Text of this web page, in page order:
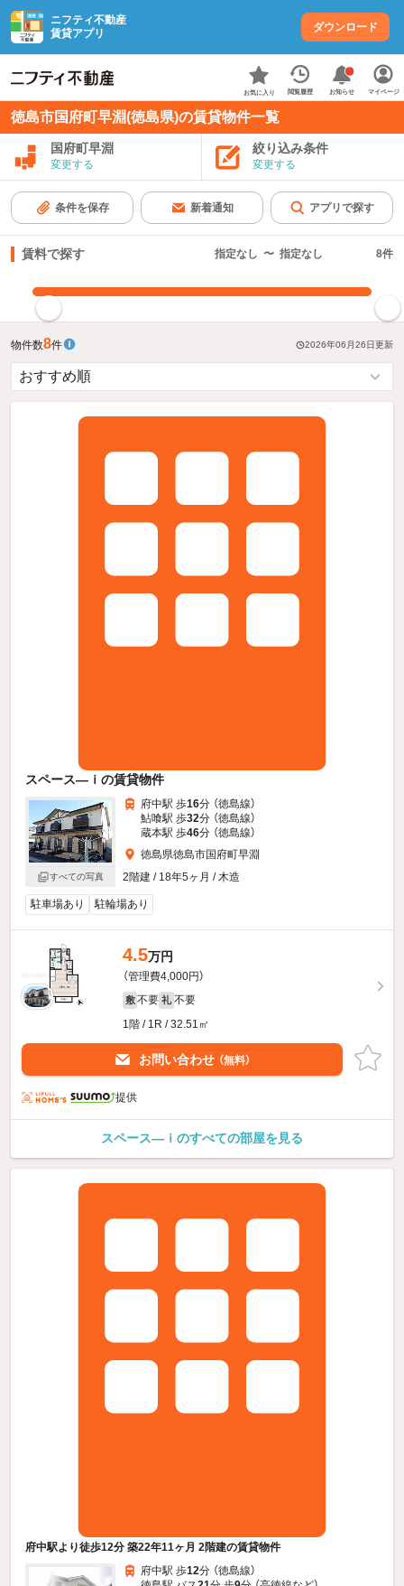
ニフティ不動産
賃貸アプリ
ダウンロード
お気に入り 閲覧履歴 お知らせ マイページ
徳島市国府町早淵(徳島県)の賃貸物件一覧
国府町早淵
変更する
絞り込み条件
変更する
条件を保存 新着通知 アプリで探す
賃料で探す 指定なし 〜 指定なし 8件
物件数8件 2026年06月26日更新
スペース—ｉの賃貸物件
すべての写真
府中駅 歩16分 （徳島線）
鮎喰駅 歩32分 （徳島線）
蔵本駅 歩46分 （徳島線）
徳島県徳島市国府町早淵
2階建 / 18年5ヶ月 / 木造
駐車場あり 駐輪場あり
4.5万円
（管理費4,000円）
敷 不要 礼 不要
1階 / 1R / 32.51㎡
お問い合わせ （無料）
提供
スペース—ｉのすべての部屋を見る
府中駅より徒歩12分 築22年11ヶ月 2階建の賃貸物件
府中駅 歩12分 （徳島線）